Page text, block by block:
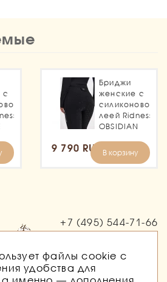
с
Бриджи
женские с
силиконовой
леей Ridness
OBSIDIAN
9 790 RUB В корзину
+7 (495) 544-71-66
файлы cookie с
удобства для